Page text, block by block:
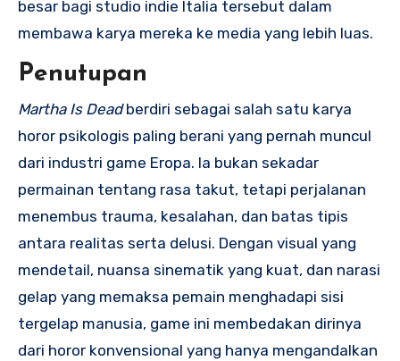
besar bagi studio indie Italia tersebut dalam
membawa karya mereka ke media yang lebih luas.
Penutupan
Martha Is Deadberdiri sebagai salah satu karya
horor psikologis paling berani yang pernah muncul
dari industri game Eropa. Ia bukan sekadar
permainan tentang rasa takut, tetapi perjalanan
menembus trauma, kesalahan, dan batas tipis
antara realitas serta delusi. Dengan visual yang
mendetail, nuansa sinematik yang kuat, dan narasi
gelap yang memaksa pemain menghadapi sisi
tergelap manusia, game ini membedakan dirinya
dari horor konvensional yang hanya mengandalkan